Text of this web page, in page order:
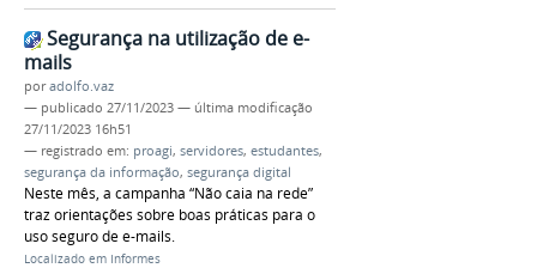
Segurança na utilização de e-
mails
poradolfo.vaz
— publicado 27/11/2023 — última modificação
27/11/2023 16h51
— registrado em: proagi, servidores, estudantes,
segurança da informação, segurança digital
Neste mês, a campanha “Não caia na rede”
traz orientações sobre boas práticas para o
uso seguro de e-mails.
Localizado em Informes